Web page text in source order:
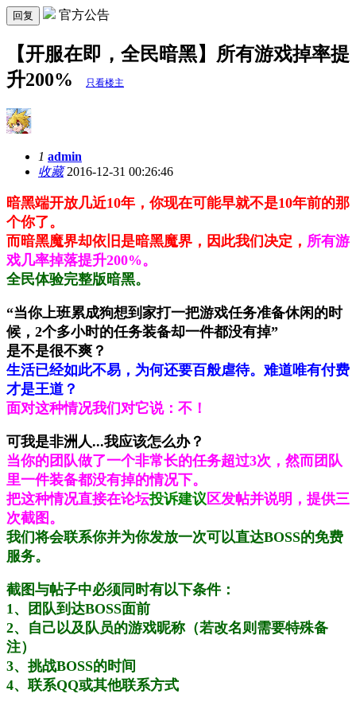
回复 官方公告
【开服在即，全民暗黑】所有游戏掉率提
升200%
只看楼主
1 admin
收藏2016-12-31 00:26:46
暗黑端开放几近10年，你现在可能早就不是10年前的那
个你了。
而暗黑魔界却依旧是暗黑魔界，因此我们决定， 所有游
戏几率掉落提升200%。
全民体验完整版暗黑。
“当你上班累成狗想到家打一把游戏任务准备休闲的时
候，2个多小时的任务装备却一件都没有掉”
是不是很不爽？
生活已经如此不易，为何还要百般虐待。难道唯有付费
才是王道？
面对这种情况我们对它说：不！
可我是非洲人...我应该怎么办？
当你的团队做了一个非常长的任务超过3次，然而团队
里一件装备都没有掉的情况下。
把这种情况直接在论坛投诉建议 区发帖并说明，提供三
次截图。
我们将会联系你并为你发放一次可以直达BOSS的免费
服务。
截图与帖子中必须同时有以下条件：
1、团队到达BOSS面前
2、自己以及队员的游戏昵称（若改名则需要特殊备
注）
3、挑战BOSS的时间
4、联系QQ或其他联系方式